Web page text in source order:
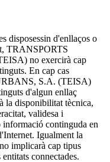
disposessin d'enllaços o
TRANSPORTS
no exercirà cap
En cap cas
S.A. (TEISA)
d'algun enllaç
la disponibilitat tècnica,
validesa i
continguda en
Igualment la
implicarà cap tipus
connectades.